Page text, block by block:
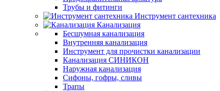
Трубы и фитинги
Инструмент сантехника
Канализация
Бесшумная канализация
Внутренняя канализация
Инструмент для прочистки канализации
Канализация СИНИКОН
Наружная канализация
Сифоны, гофры, сливы
Трапы